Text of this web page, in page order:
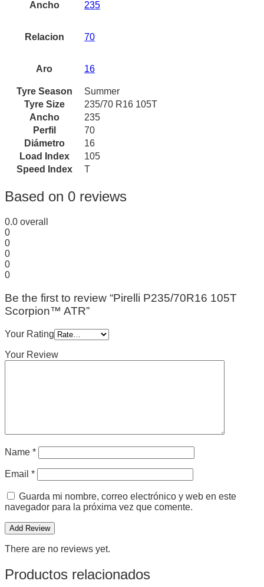
Ancho 235
Relacion 70
Aro 16
Tyre Season
Summer
Tyre Size
235/70 R16 105T
Ancho
235
Perfil
70
Diámetro
16
Load Index
105
Speed Index
T
Based on 0 reviews
0.0 overall
0
0
0
0
0
Be the first to review “Pirelli P235/70R16 105T
Scorpion™ ATR”
Your Rating
Your Review
Name *
Email *
Guarda mi nombre, correo electrónico y web en este
navegador para la próxima vez que comente.
There are no reviews yet.
Productos relacionados